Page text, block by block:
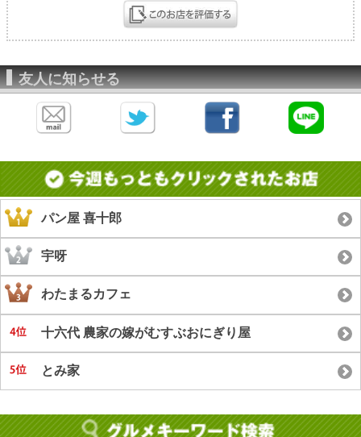
友人に知らせる
パン屋 喜十郎
宇呀
わたまるカフェ
十六代 農家の嫁がむすぶおにぎり屋
とみ家